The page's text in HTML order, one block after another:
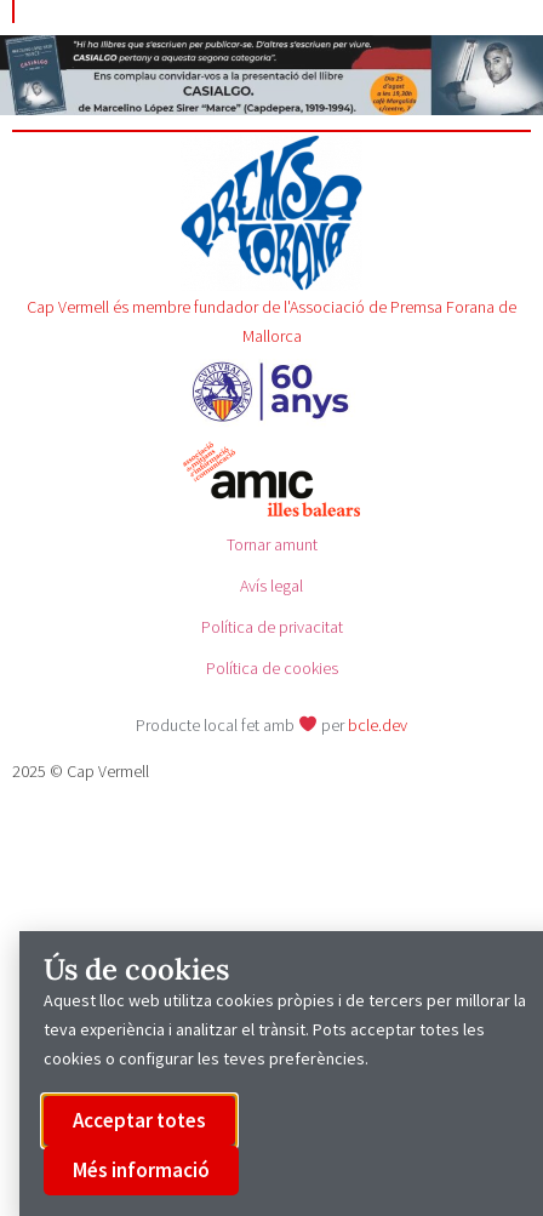
Cap Vermell és membre fundador de l'Associació de Premsa Forana de
Mallorca
Tornar amunt
Avís legal
Política de privacitat
Política de cookies
Producte local fet amb perbcle.dev
2025 © Cap Vermell
Ús de cookies
Aquest lloc web utilitza cookies pròpies i de tercers per millorar la
teva experiència i analitzar el trànsit. Pots acceptar totes les
cookies o configurar les teves preferències.
Acceptar totes
Més informació